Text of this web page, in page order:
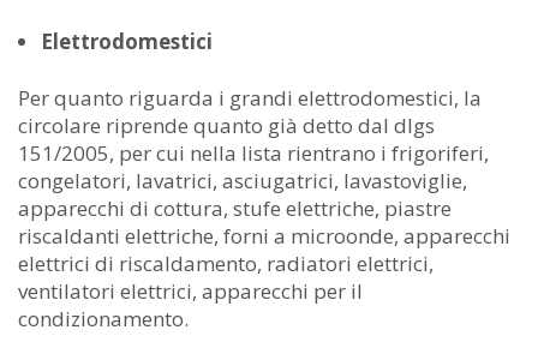
Elettrodomestici
Per quanto riguarda i grandi elettrodomestici, la
circolare riprende quanto già detto dal dlgs
151/2005, per cui nella lista rientrano i frigoriferi,
congelatori, lavatrici, asciugatrici, lavastoviglie,
apparecchi di cottura, stufe elettriche, piastre
riscaldanti elettriche, forni a microonde, apparecchi
elettrici di riscaldamento, radiatori elettrici,
ventilatori elettrici, apparecchi per il
condizionamento.